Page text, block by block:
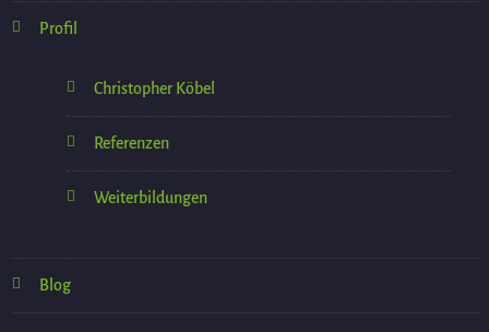
Profil
Christopher Köbel
Referenzen
Weiterbildungen
Blog